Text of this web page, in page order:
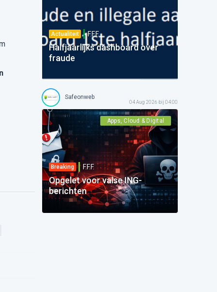
Actualiteit F.F.F.
Halfjaarlijks dashboard over
fraude
Safeonweb
04 Aug 2026 bij 04:00
Apps, Cloud & Digital
Breaking F.F.F.
Opgelet voor valse ING-
berichten